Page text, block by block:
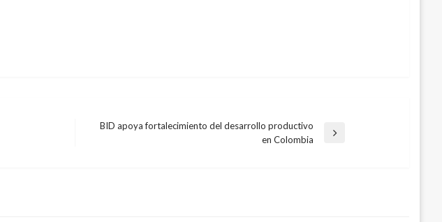
BID apoya fortalecimiento del desarrollo productivo
en Colombia